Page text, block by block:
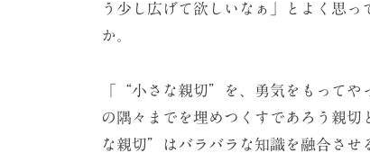
う少し広げて欲しいなぁ」とよく思
か。
「“小さな親切”を、勇気をもってや
の隅々までを埋めつくすであろう親
な親切”はバラバラな知識を融合させ